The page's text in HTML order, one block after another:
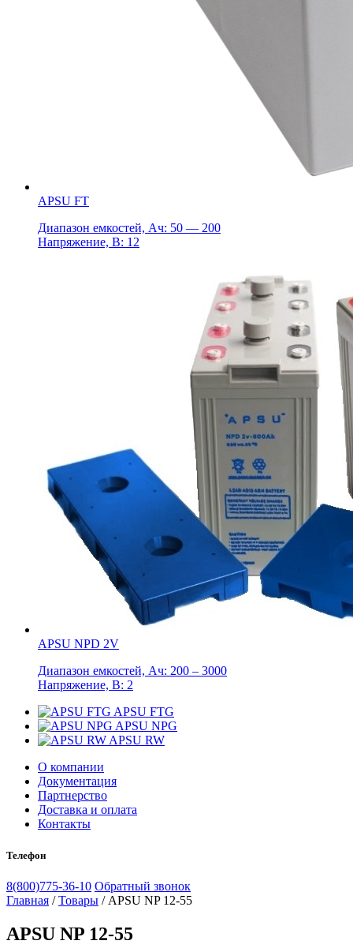
APSU FT
Диапазон емкостей, Ач: 50 — 200
Напряжение, В: 12
APSU NPD 2V
Диапазон емкостей, Ач: 200 – 3000
Напряжение, В: 2
APSU FTG
APSU NPG
APSU RW
О компании
Документация
Партнерство
Доставка и оплата
Контакты
Телефон
8(800)775-36-10 Обратный звонок
Главная /Товары / APSU NP 12-55
APSU NP 12-55